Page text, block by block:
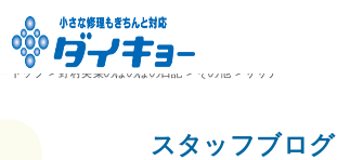
トップ
>野村美菜のほのぼの日記 > その他 > サザナ
スタッフブログ